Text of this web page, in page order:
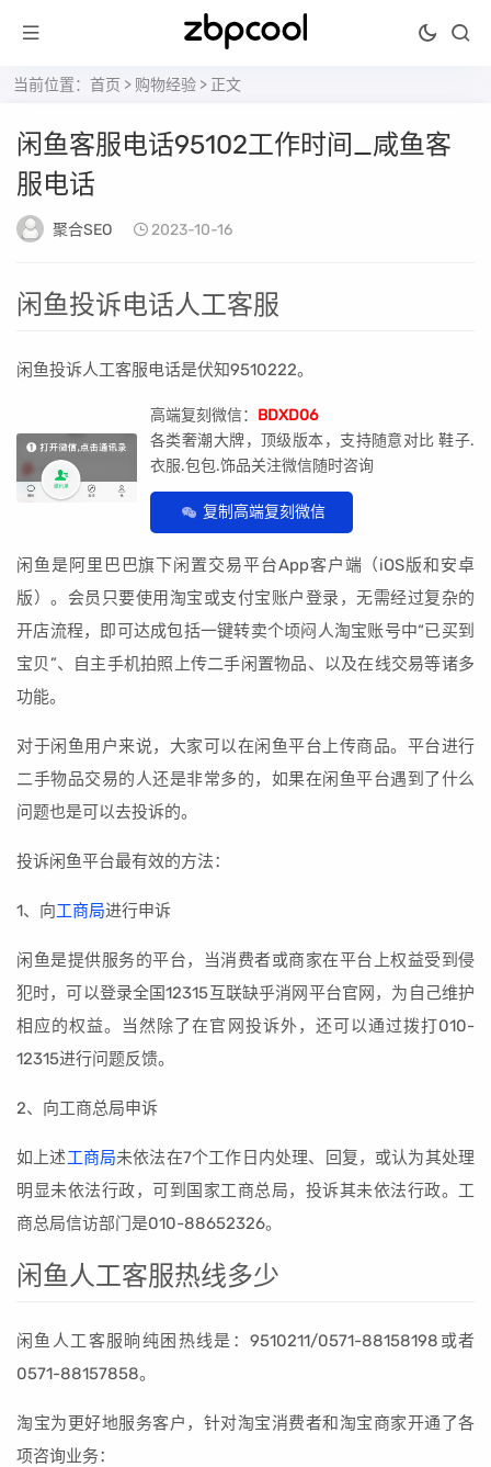
当前位置： 首页 > 购物经验 > 正文
闲鱼客服电话95102工作时间_咸鱼客
服电话
聚合SEO 2023-10-16
闲鱼投诉电话人工客服
闲鱼投诉人工客服电话是伏知9510222。
高端复刻微信： BDXD06
各类奢潮大牌，顶级版本，支持随意对比 鞋子.
衣服.包包.饰品关注微信随时咨询
复制高端复刻微信
闲鱼是阿里巴巴旗下闲置交易平台App客户端（iOS版和安卓
版）。会员只要使用淘宝或支付宝账户登录，无需经过复杂的
开店流程，即可达成包括一键转卖个顷闷人淘宝账号中“已买到
宝贝”、自主手机拍照上传二手闲置物品、以及在线交易等诸多
功能。
对于闲鱼用户来说，大家可以在闲鱼平台上传商品。平台进行
二手物品交易的人还是非常多的，如果在闲鱼平台遇到了什么
问题也是可以去投诉的。
投诉闲鱼平台最有效的方法：
1、向工商局进行申诉
闲鱼是提供服务的平台，当消费者或商家在平台上权益受到侵
犯时，可以登录全国12315互联缺乎消网平台官网，为自己维护
相应的权益。当然除了在官网投诉外，还可以通过拨打010-
12315进行问题反馈。
2、向工商总局申诉
如上述工商局未依法在7个工作日内处理、回复，或认为其处理
明显未依法行政，可到国家工商总局，投诉其未依法行政。工
商总局信访部门是010-88652326。
闲鱼人工客服热线多少
闲鱼人工客服晌纯困热线是：9510211/0571-88158198或者
0571-88157858。
淘宝为更好地服务客户，针对淘宝消费者和淘宝商家开通了各
项咨询业务：